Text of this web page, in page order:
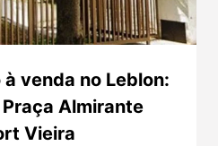
venda no Leblon:
Almirante
Vieira